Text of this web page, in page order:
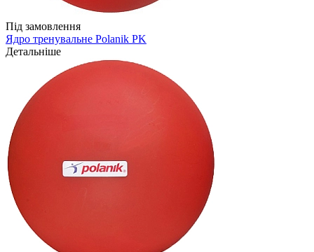
Під замовлення
Ядро тренувальне Polanik PK
Детальніше